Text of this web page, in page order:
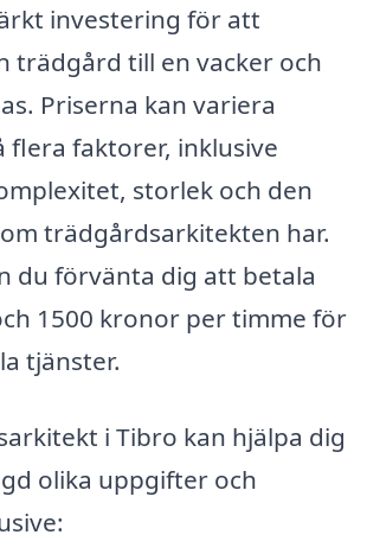
investering för att
trädgård till en vacker och
Priserna kan variera
flera faktorer, inklusive
storlek och den
trädgårdsarkitekten har.
du förvänta dig att betala
1500 kronor per timme för
tjänster.
i Tibro kan hjälpa dig
olika uppgifter och